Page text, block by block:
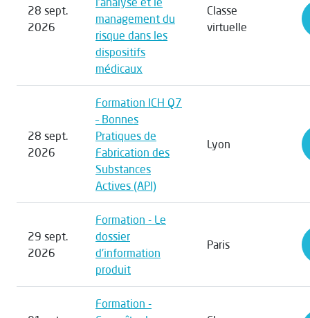
28 sept.
2026
management du
risque dans les
dispositifs
médicaux
Classe
virtuelle
28 sept.
2026
Formation ICH Q7
– Bonnes
Pratiques de
Fabrication des
Substances
Actives (API)
Lyon
29 sept.
2026
Formation - Le
dossier
d'information
produit
Paris
Formation -